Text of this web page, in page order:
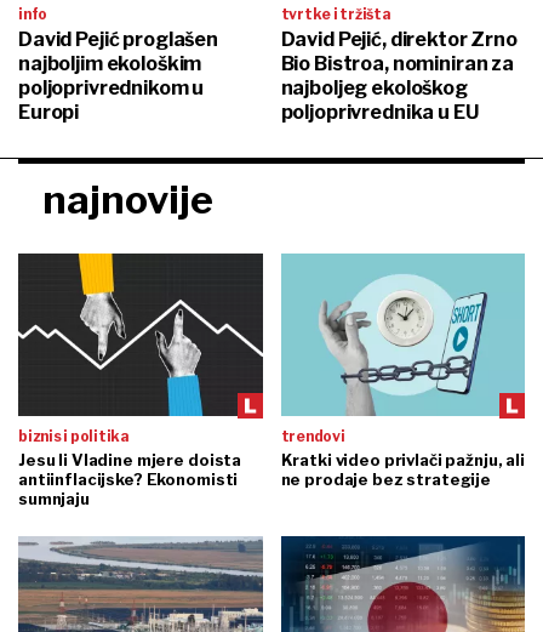
info
David Pejić proglašen
najboljim ekološkim
poljoprivrednikom u
Europi
tvrtke i tržišta
David Pejić, direktor Zrno
Bio Bistroa, nominiran za
najboljeg ekološkog
poljoprivrednika u EU
najnovije
biznis i politika
Jesu li Vladine mjere doista
antiinflacijske? Ekonomisti
sumnjaju
trendovi
Kratki video privlači pažnju, ali
ne prodaje bez strategije